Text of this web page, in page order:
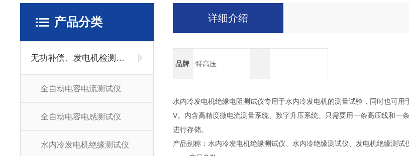
产品分类
无功补偿、发电机检测仪器
全自动电容电流测试仪
全自动电容电感测试仪
水内冷发电机绝缘测试仪
详细介绍
品牌 特高压
水内冷发电机绝缘电阻测试仪专用于水内冷发电机的测量试验，同时也可
V。内含高精度微电流测量系统、数字升压系统。只需要用一条高压线和
进行存储。
产品别称：水内冷发电机绝缘测试仪、水内冷绝缘测试仪、发电机绝缘测